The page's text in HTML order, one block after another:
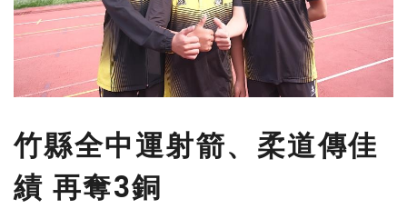
竹縣全中運射箭、柔道傳佳
績 再奪3銅